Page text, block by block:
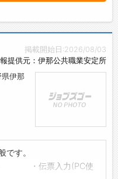
掲載開始日:2026/08/03
提供元：伊那公共職業安定所
伊那
す。
・伝票入力(PC使